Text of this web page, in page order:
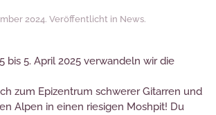
2024. Veröffentlicht in News.
bis 5. April 2025 verwandeln wir die
zum Epizentrum schwerer Gitarren und
Alpen in einen riesigen Moshpit! Du